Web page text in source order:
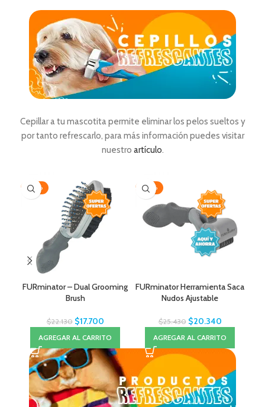
Cepillar a tu mascotita permite eliminar los pelos sueltos y
por tanto refrescarlo, para más información puedes visitar
nuestro artículo.
-20%
FURminator – Dual Grooming
Brush
$22.130 $17.700
AGREGAR AL CARRITO
-20%
FURminator Herramienta Saca
Nudos Ajustable
$25.430 $20.340
AGREGAR AL CARRITO